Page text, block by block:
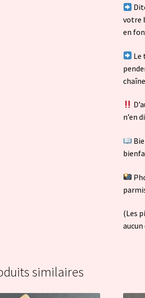
votre
en
Le
n’en
(Les
similaires